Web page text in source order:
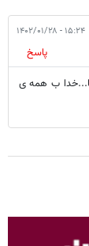
۱۵:۲۴ - ۱۴۰۲/۰۱/۲۸
پاسخ
ب همه ی